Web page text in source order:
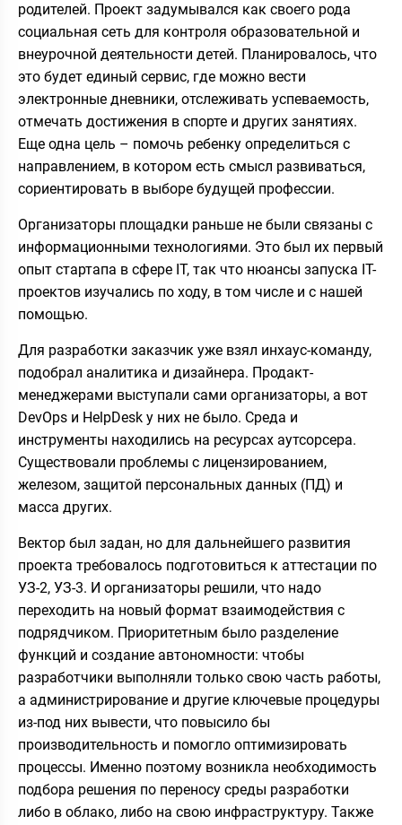
родителей. Проект задумывался как своего рода
социальная сеть для контроля образовательной и
внеурочной деятельности детей. Планировалось, что
это будет единый сервис, где можно вести
электронные дневники, отслеживать успеваемость,
отмечать достижения в спорте и других занятиях.
Еще одна цель – помочь ребенку определиться с
направлением, в котором есть смысл развиваться,
сориентировать в выборе будущей профессии.
Организаторы площадки раньше не были связаны с
информационными технологиями. Это был их первый
опыт стартапа в сфере IT, так что нюансы запуска IT-
проектов изучались по ходу, в том числе и с нашей
помощью.
Для разработки заказчик уже взял инхаус-команду,
подобрал аналитика и дизайнера. Продакт-
менеджерами выступали сами организаторы, а вот
DevOps и HelpDesk у них не было. Среда и
инструменты находились на ресурсах аутсорсера.
Существовали проблемы с лицензированием,
железом, защитой персональных данных (ПД) и
масса других.
Вектор был задан, но для дальнейшего развития
проекта требовалось подготовиться к аттестации по
УЗ-2, УЗ-3. И организаторы решили, что надо
переходить на новый формат взаимодействия с
подрядчиком. Приоритетным было разделение
функций и создание автономности: чтобы
разработчики выполняли только свою часть работы,
а администрирование и другие ключевые процедуры
из-под них вывести, что повысило бы
производительность и помогло оптимизировать
процессы. Именно поэтому возникла необходимость
подбора решения по переносу среды разработки
либо в облако, либо на свою инфраструктуру. Также